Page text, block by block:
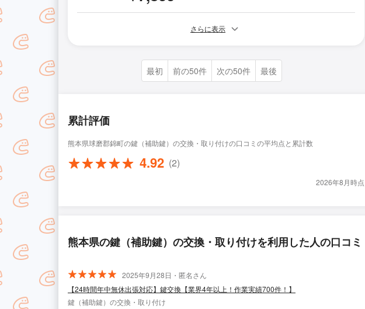
さらに表示
最初 前の50件 次の50件 最後
累計評価
熊本県球磨郡錦町の鍵（補助鍵）の交換・取り付けの口コミの平均点と累計数
4.92 (2)
2026年8月時点
熊本県の鍵（補助鍵）の交換・取り付けを利用した人の口コミ
2025年9月28日・匿名さん
【24時間年中無休出張対応】鍵交換【業界4年以上！作業実績700件！】
鍵（補助鍵）の交換・取り付け